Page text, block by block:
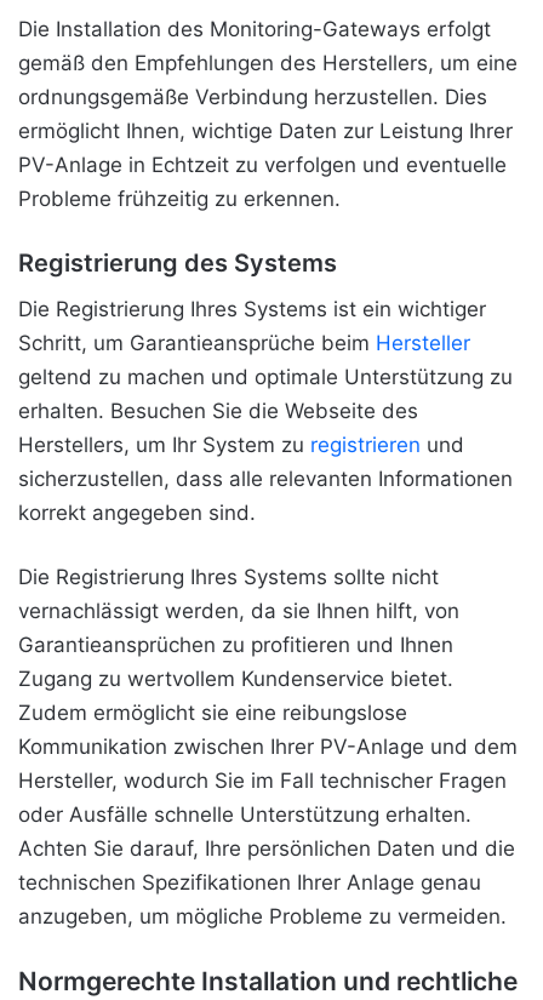
Die Installation des Monitoring-Gateways erfolgt
gemäß den Empfehlungen des Herstellers, um eine
ordnungsgemäße Verbindung herzustellen. Dies
ermöglicht Ihnen, wichtige Daten zur Leistung Ihrer
PV-Anlage in Echtzeit zu verfolgen und eventuelle
Probleme frühzeitig zu erkennen.
Registrierung des Systems
Die Registrierung Ihres Systems ist ein wichtiger
Schritt, um Garantieansprüche beim Hersteller
geltend zu machen und optimale Unterstützung zu
erhalten. Besuchen Sie die Webseite des
Herstellers, um Ihr System zu registrieren und
sicherzustellen, dass alle relevanten Informationen
korrekt angegeben sind.
Die Registrierung Ihres Systems sollte nicht
vernachlässigt werden, da sie Ihnen hilft, von
Garantieansprüchen zu profitieren und Ihnen
Zugang zu wertvollem Kundenservice bietet.
Zudem ermöglicht sie eine reibungslose
Kommunikation zwischen Ihrer PV-Anlage und dem
Hersteller, wodurch Sie im Fall technischer Fragen
oder Ausfälle schnelle Unterstützung erhalten.
Achten Sie darauf, Ihre persönlichen Daten und die
technischen Spezifikationen Ihrer Anlage genau
anzugeben, um mögliche Probleme zu vermeiden.
Normgerechte Installation und rechtliche